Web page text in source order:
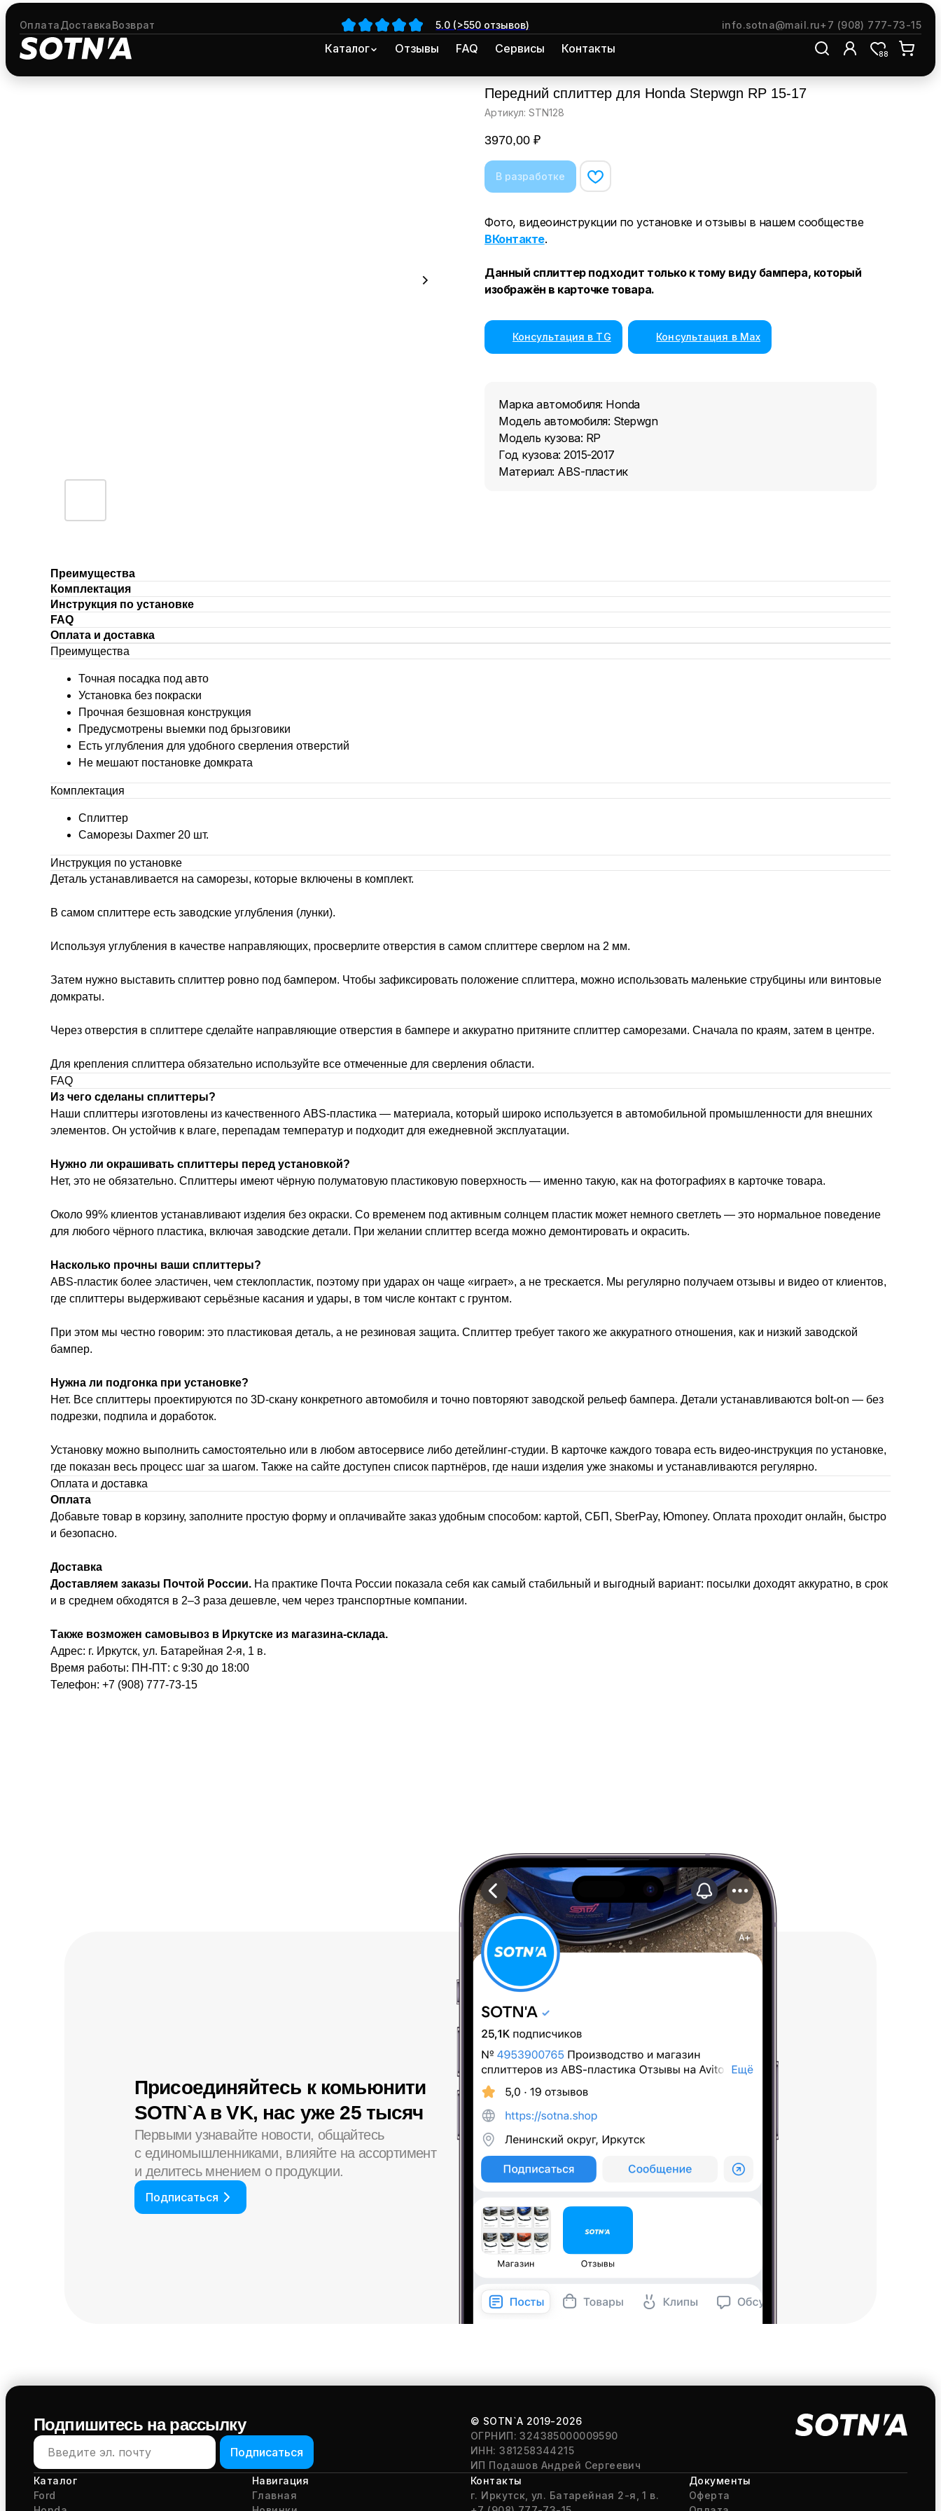
ОплатаДоставкаВозврат 5.0 (>550 отзывов) info.sotna@mail.ru+7 (908) 777-73-15
Каталог Отзывы FAQ Сервисы Контакты 88
Передний сплиттер для Honda Stepwgn RP 15-17
Артикул: STN128
3970,00 ₽
Фото, видеоинструкции по установке и отзывы в нашем сообществе
ВКонтакте.
Данный сплиттер подходит только к тому виду бампера, который
изображён в карточке товара.
Консультация в TG Консультация в Max
Марка автомобиля: Honda
Модель автомобиля: Stepwgn
Модель кузова: RP
Год кузова: 2015-2017
Материал: ABS-пластик
Преимущества
Комплектация
Инструкция по установке
FAQ
Оплата и доставка
Преимущества
Точная посадка под авто
Установка без покраски
Прочная безшовная конструкция
Предусмотрены выемки под брызговики
Есть углубления для удобного сверления отверстий
Не мешают постановке домкрата
Комплектация
Сплиттер
Саморезы Daxmer 20 шт.
Инструкция по установке
Деталь устанавливается на саморезы, которые включены в комплект.
В самом сплиттере есть заводские углубления (лунки).
Используя углубления в качестве направляющих, просверлите отверстия в самом сплиттере сверлом на 2 мм.
Затем нужно выставить сплиттер ровно под бампером. Чтобы зафиксировать положение сплиттера, можно использовать маленькие струбцины или винтовые
домкраты.
Через отверстия в сплиттере сделайте направляющие отверстия в бампере и аккуратно притяните сплиттер саморезами. Сначала по краям, затем в центре.
Для крепления сплиттера обязательно используйте все отмеченные для сверления области.
FAQ
Из чего сделаны сплиттеры?
Наши сплиттеры изготовлены из качественного ABS-пластика — материала, который широко используется в автомобильной промышленности для внешних
элементов. Он устойчив к влаге, перепадам температур и подходит для ежедневной эксплуатации.
Нужно ли окрашивать сплиттеры перед установкой?
Нет, это не обязательно. Сплиттеры имеют чёрную полуматовую пластиковую поверхность — именно такую, как на фотографиях в карточке товара.
Около 99% клиентов устанавливают изделия без окраски. Со временем под активным солнцем пластик может немного светлеть — это нормальное поведение
для любого чёрного пластика, включая заводские детали. При желании сплиттер всегда можно демонтировать и окрасить.
Насколько прочны ваши сплиттеры?
ABS-пластик более эластичен, чем стеклопластик, поэтому при ударах он чаще «играет», а не трескается. Мы регулярно получаем отзывы и видео от клиентов,
где сплиттеры выдерживают серьёзные касания и удары, в том числе контакт с грунтом.
При этом мы честно говорим: это пластиковая деталь, а не резиновая защита. Сплиттер требует такого же аккуратного отношения, как и низкий заводской
бампер.
Нужна ли подгонка при установке?
Нет. Все сплиттеры проектируются по 3D-скану конкретного автомобиля и точно повторяют заводской рельеф бампера. Детали устанавливаются bolt-on — без
подрезки, подпила и доработок.
Установку можно выполнить самостоятельно или в любом автосервисе либо детейлинг-студии. В карточке каждого товара есть видео-инструкция по установке,
где показан весь процесс шаг за шагом. Также на сайте доступен список партнёров, где наши изделия уже знакомы и устанавливаются регулярно.
Оплата и доставка
Оплата
Добавьте товар в корзину, заполните простую форму и оплачивайте заказ удобным способом: картой, СБП, SberPay, Юmoney. Оплата проходит онлайн, быстро
и безопасно.
Доставка
Доставляем заказы Почтой России. На практике Почта России показала себя как самый стабильный и выгодный вариант: посылки доходят аккуратно, в срок
и в среднем обходятся в 2–3 раза дешевле, чем через транспортные компании.
Также возможен самовывоз в Иркутске из магазина-склада.
Адрес: г. Иркутск, ул. Батарейная 2-я, 1 в.
Время работы: ПН-ПТ: с 9:30 до 18:00
Телефон: +7 (908) 777-73-15
Присоединяйтесь к комьюнити
SOTN`A в VK, нас уже 25 тысяч
Первыми узнавайте новости, общайтесь
с единомышленниками, влияйте на ассортимент
и делитесь мнением о продукции.
Подписаться
Подпишитесь на рассылку
Подписаться
© SOTN`A 2019-2026
ОГРНИП: 324385000009590
ИНН: 381258344215
ИП Подашов Андрей Сергеевич
Каталог
Ford
Навигация
Главная
Контакты
г. Иркутск, ул. Батарейная 2-я, 1 в.
Документы
Оферта